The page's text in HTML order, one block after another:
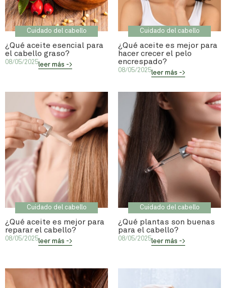
Cuidado del cabello
¿Qué aceite esencial para
el cabello graso?
08/05/2025leer más ->
Cuidado del cabello
¿Qué aceite es mejor para
hacer crecer el pelo
encrespado?
08/05/2025leer más ->
Cuidado del cabello
¿Qué aceite es mejor para
reparar el cabello?
08/05/2025leer más ->
Cuidado del cabello
¿Qué plantas son buenas
para el cabello?
08/05/2025leer más ->